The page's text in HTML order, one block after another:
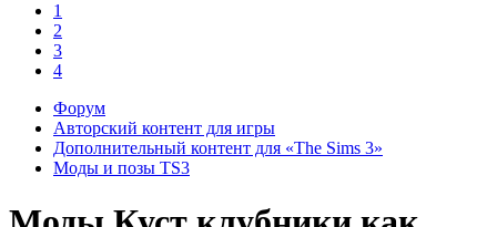
1
2
3
4
Форум
Авторский контент для игры
Дополнительный контент для «The Sims 3»
Моды и позы TS3